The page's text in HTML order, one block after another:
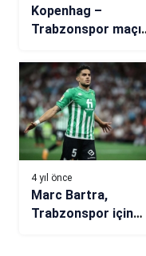
Kopenhag –
Trabzonspor maçı
yorum: Umutsuz
değiliz, eleyebiliriz
4 yıl önce
Marc Bartra,
Trabzonspor için